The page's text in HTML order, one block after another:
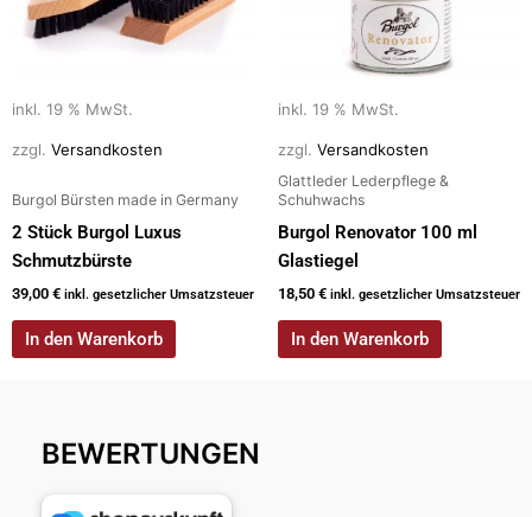
inkl. 19 % MwSt.
zzgl. Versandkosten
Burgol Bürsten made in Germany
2 Stück Burgol Luxus
Schmutzbürste
39,00 € inkl. gesetzlicher Umsatzsteuer
In den Warenkorb
inkl. 19 % MwSt.
zzgl. Versandkosten
Glattleder Lederpflege &
Schuhwachs
Burgol Renovator 100 ml
Glastiegel
18,50 € inkl. gesetzlicher Umsatzsteuer
In den Warenkorb
BEWERTUNGEN